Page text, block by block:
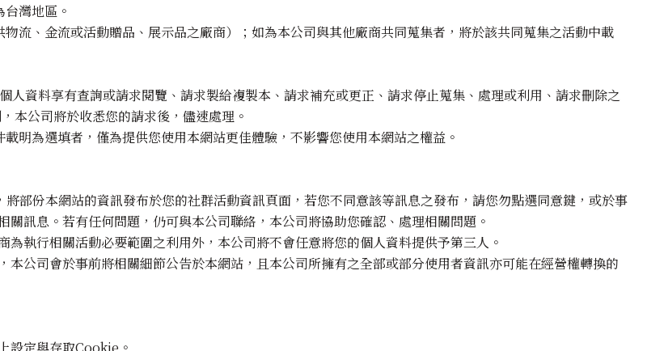
灣地區。
流、金流或活動贈品、展示品之廠商）；如為本公司與其他廠商共同蒐集者，將於該共同蒐集之活動中載
資料享有查詢或請求閱覽、請求製給複製本、請求補充或更正、請求停止蒐集、處理或利用、請求刪除之
本公司將於收悉您的請求後，儘速處理。
明為選填者，僅為提供您使用本網站更佳體驗，不影響您使用本網站之權益。
部份本網站的資訊發布於您的社群活動資訊頁面，若您不同意該等訊息之發布，請您勿點選同意鍵，或於事
訊息。若有任何問題，仍可與本公司聯絡，本公司將協助您確認、處理相關問題。
執行相關活動必要範圍之利用外，本公司將不會任意將您的個人資料提供予第三人。
公司會於事前將相關細節公告於本網站，且本公司所擁有之全部或部分使用者資訊亦可能在經營權轉換的
設定與存取Cookie。